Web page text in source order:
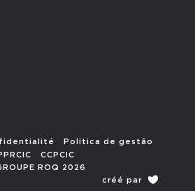
Politica de gestão
CCPCIC
ROQ 2026
créé par